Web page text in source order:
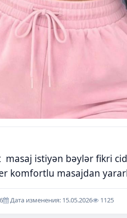
masaj istiyən bəylər fikri
komfortlu masajdan
Дата изменения: 15.05.2026 1125